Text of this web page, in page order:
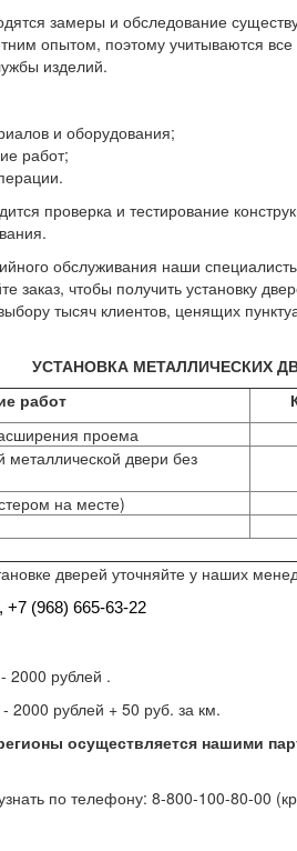
замеры и обследование
опытом, поэтому учитываются
изделий.
и оборудования;
работ;
проверка и тестирование
обслуживания наши
чтобы получить установку
тысяч клиентов, ценящих
УСТАНОВКА МЕТАЛЛИЧЕСКИХ
работ
проема
металлической двери без
на месте)
дверей уточняйте у наших
+7 (968) 665-63-22
2000 рублей .
2000 рублей + 50 руб. за км.
осуществляется нашими
по телефону: 8-800-100-80-00